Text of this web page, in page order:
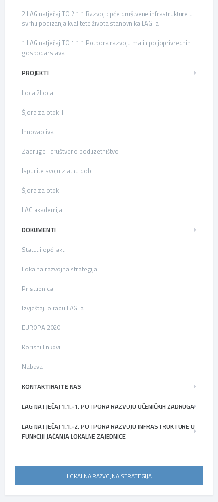
2.LAG natječaj TO 2.1.1 Razvoj opće društvene infrastrukture u
svrhu podizanja kvalitete života stanovnika LAG-a
1.LAG natječaj TO 1.1.1 Potpora razvoju malih poljoprivrednih
gospodarstava
PROJEKTI
Local2Local
Šjora za otok II
Innovaoliva
Zadruge i društveno poduzetništvo
Ispunite svoju zlatnu dob
Šjora za otok
LAG akademija
DOKUMENTI
Statut i opći akti
Lokalna razvojna strategija
Pristupnica
Izvještaji o radu LAG-a
EUROPA 2020
Korisni linkovi
Nabava
KONTAKTIRAJTE NAS
LAG NATJEČAJ 1.1.-1. POTPORA RAZVOJU UČENIČKIH ZADRUGA
LAG NATJEČAJ 1.1.-2. POTPORA RAZVOJU INFRASTRUKTURE U
FUNKCIJI JAČANJA LOKALNE ZAJEDNICE
LOKALNA RAZVOJNA STRATEGIJA